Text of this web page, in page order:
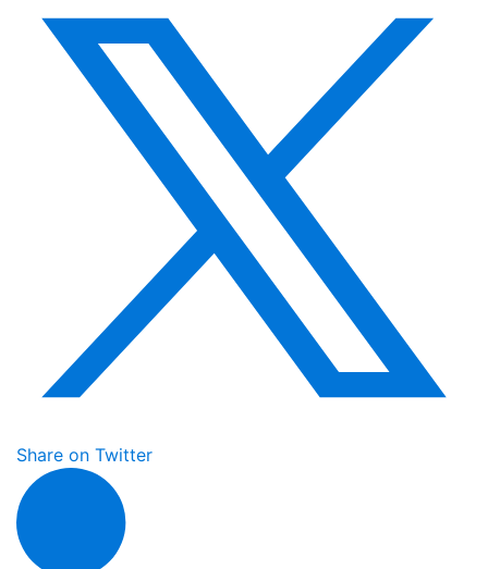
Share on Twitter